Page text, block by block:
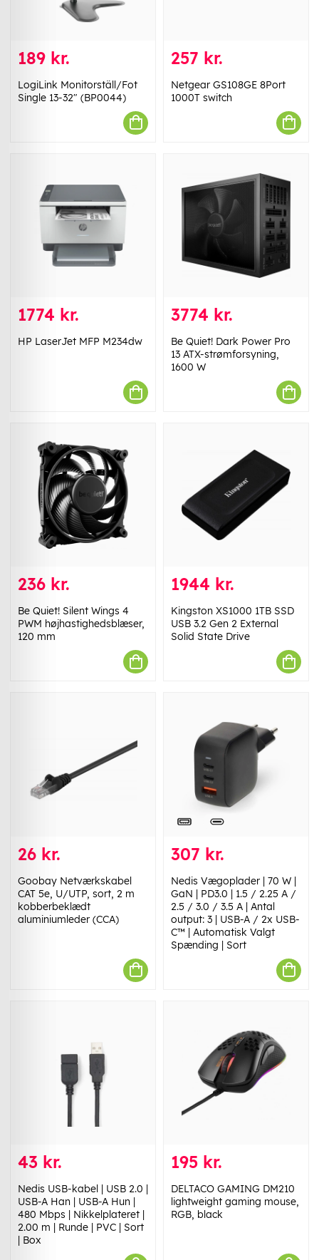
189 kr.
LogiLink Monitorställ/Fot
Single 13-32" (BP0044)
257 kr.
Netgear GS108GE 8Port
1000T switch
1774 kr.
HP LaserJet MFP M234dw
3774 kr.
Be Quiet! Dark Power Pro
13 ATX-strømforsyning,
1600 W
236 kr.
Be Quiet! Silent Wings 4
PWM højhastighedsblæser,
120 mm
1944 kr.
Kingston XS1000 1TB SSD
USB 3.2 Gen 2 External
Solid State Drive
26 kr.
Goobay Netværkskabel
CAT 5e, U/UTP, sort, 2 m
kobberbeklædt
aluminiumleder (CCA)
307 kr.
Nedis Vægoplader | 70 W |
GaN | PD3.0 | 1.5 / 2.25 A /
2.5 / 3.0 / 3.5 A | Antal
output: 3 | USB-A / 2x USB-
C™ | Automatisk Valgt
Spænding | Sort
43 kr.
Nedis USB-kabel | USB 2.0 |
USB-A Han | USB-A Hun |
480 Mbps | Nikkelplateret |
2.00 m | Runde | PVC | Sort
| Box
195 kr.
DELTACO GAMING DM210
lightweight gaming mouse,
RGB, black